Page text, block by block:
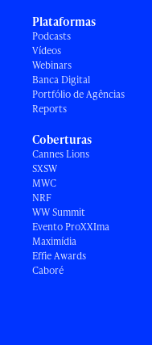
Plataformas
Podcasts
Vídeos
Webinars
Banca Digital
Portfólio de Agências
Reports
Coberturas
Cannes Lions
SXSW
MWC
NRF
WW Summit
Evento ProXXIma
Maximídia
Effie Awards
Caboré